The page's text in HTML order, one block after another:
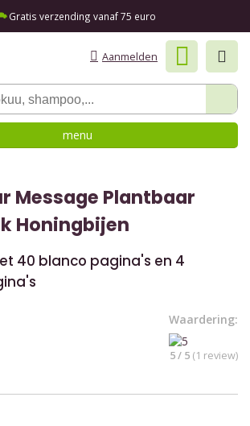
Gratis verzending vanaf 75 euro
Aanmelden
menu
Message Plantbaar
Honingbijen
40 blanco pagina's en 4
Waardering:
5 / 5 (1 review)